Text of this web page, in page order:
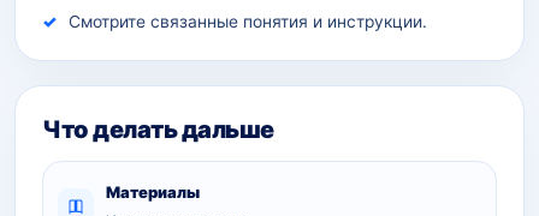
Смотрите связанные понятия и инструкции.
Что делать дальше
Материалы